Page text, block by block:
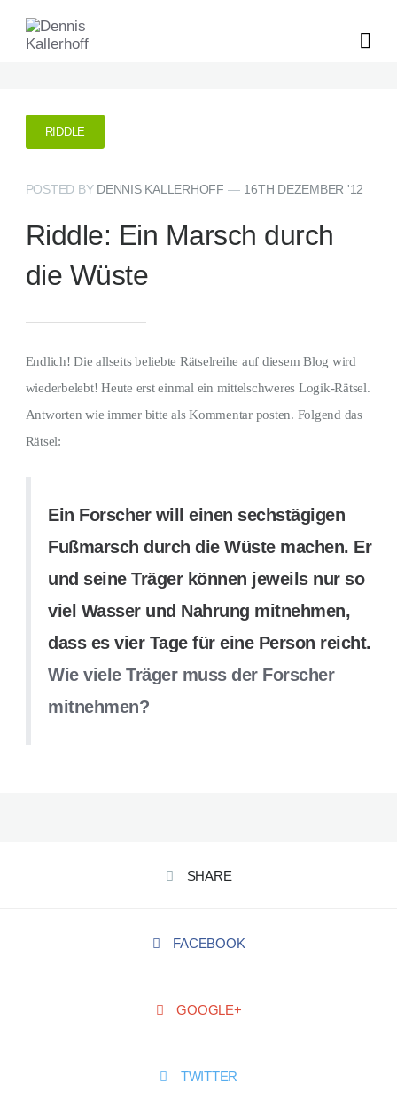
RIDDLE
POSTED BY DENNIS KALLERHOFF — 16TH DEZEMBER '12
Riddle: Ein Marsch durch
die Wüste
Endlich! Die allseits beliebte Rätselreihe auf diesem Blog wird
wiederbelebt! Heute erst einmal ein mittelschweres Logik-Rätsel.
Antworten wie immer bitte als Kommentar posten. Folgend das
Rätsel:
Ein Forscher will einen sechstägigen
Fußmarsch durch die Wüste machen. Er
und seine Träger können jeweils nur so
viel Wasser und Nahrung mitnehmen,
dass es vier Tage für eine Person reicht.
Wie viele Träger muss der Forscher
mitnehmen?
SHARE
FACEBOOK
GOOGLE+
TWITTER